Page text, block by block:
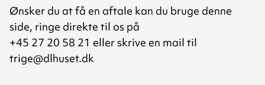
Ønsker du at få en aftale kan du bruge denne
side, ringe direkte til os på
+45 27 20 58 21 eller skrive en mail til
trige@dlhuset.dk